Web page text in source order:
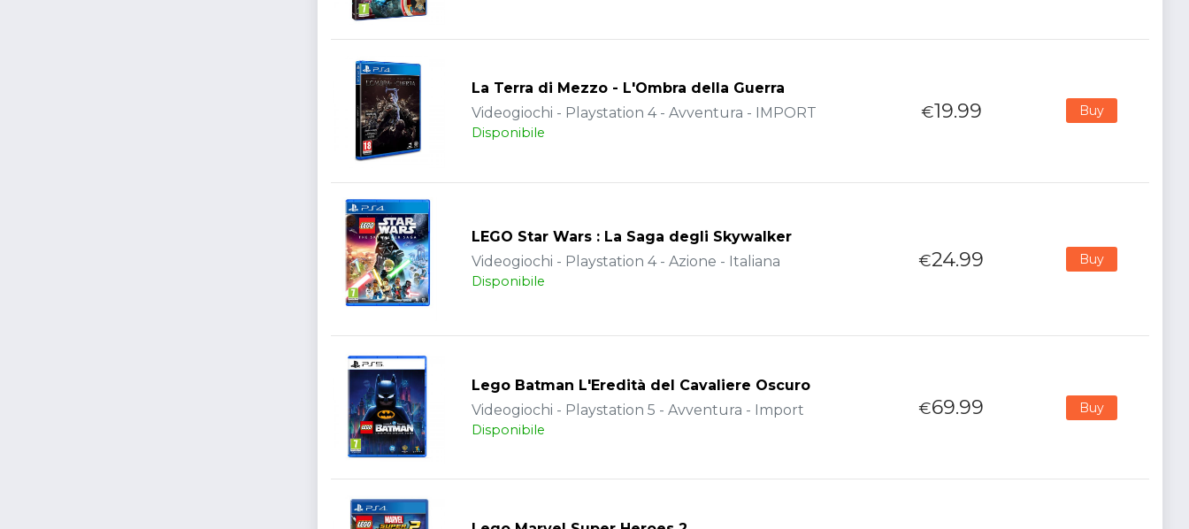
La Terra di Mezzo - L'Ombra della Guerra
Videogiochi - Playstation 4 - Avventura - IMPORT
Disponibile
€19.99 Buy
LEGO Star Wars : La Saga degli Skywalker
Videogiochi - Playstation 4 - Azione - Italiana
Disponibile
€24.99 Buy
Lego Batman L'Eredità del Cavaliere Oscuro
Videogiochi - Playstation 5 - Avventura - Import
Disponibile
€69.99 Buy